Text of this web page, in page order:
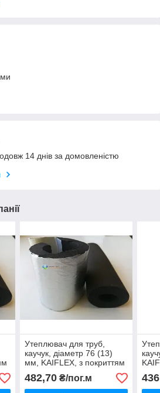
14 днів за домовленістю
Утеплювач для труб,
каучук, діаметр 76 (13)
мм, KAIFLEX, з покриттям
алюхолст для зовнішнього
застосування.
482,70₴/пог.м